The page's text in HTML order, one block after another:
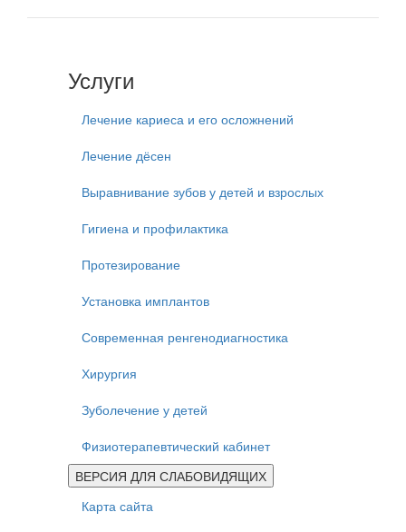
Услуги
Лечение кариеса и его осложнений
Лечение дёсен
Выравнивание зубов у детей и взрослых
Гигиена и профилактика
Протезирование
Установка имплантов
Современная ренгенодиагностика
Хирургия
Зуболечение у детей
Физиотерапевтический кабинет
ВЕРСИЯ ДЛЯ СЛАБОВИДЯЩИХ
Карта сайта